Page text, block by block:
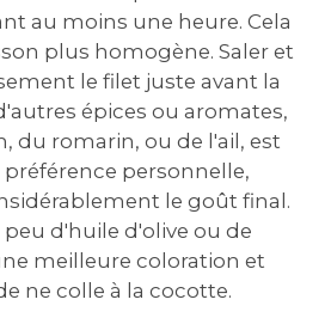
au moins une heure. Cela
plus homogène. Saler et
le filet juste avant la
épices ou aromates,
du romarin, ou de l'ail, est
personnelle,
le goût final.
d'huile d'olive ou de
meilleure coloration et
ne colle à la cocotte.